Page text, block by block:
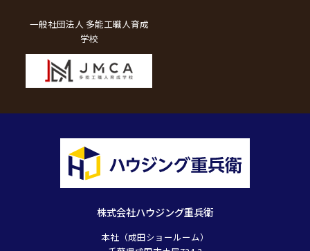
株式会社ハウジング重兵衛
本社（成田ショールーム）
一般社団法人 多能工職人育成
学校